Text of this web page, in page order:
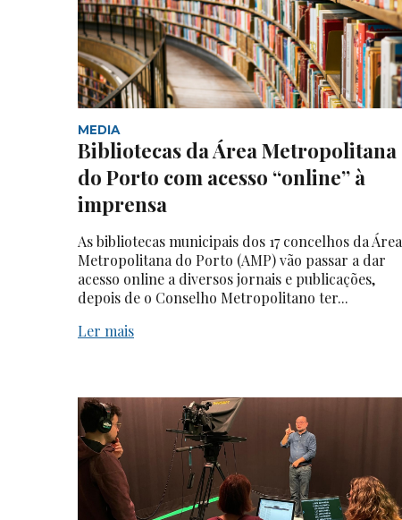
MEDIA
Bibliotecas da Área Metropolitana
do Porto com acesso “online” à
imprensa
As bibliotecas municipais dos 17 concelhos da Área
Metropolitana do Porto (AMP) vão passar a dar
acesso online a diversos jornais e publicações,
depois de o Conselho Metropolitano ter...
Ler mais